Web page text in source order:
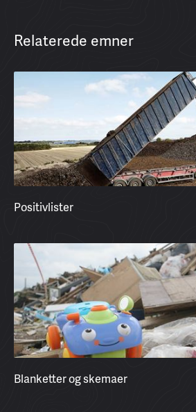
Relaterede emner
Positivlister
Blanketter og skemaer